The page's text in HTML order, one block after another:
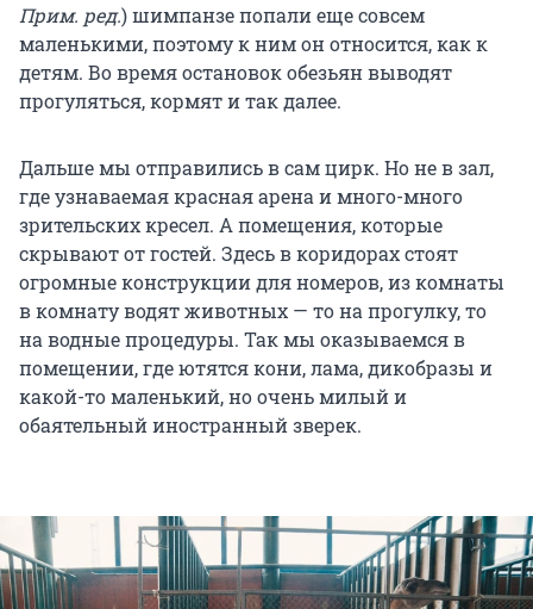
Прим. ред.) шимпанзе попали еще совсем
маленькими, поэтому к ним он относится, как к
детям. Во время остановок обезьян выводят
прогуляться, кормят и так далее.
Дальше мы отправились в сам цирк. Но не в зал,
где узнаваемая красная арена и много-много
зрительских кресел. А помещения, которые
скрывают от гостей. Здесь в коридорах стоят
огромные конструкции для номеров, из комнаты
в комнату водят животных — то на прогулку, то
на водные процедуры. Так мы оказываемся в
помещении, где ютятся кони, лама, дикобразы и
какой-то маленький, но очень милый и
обаятельный иностранный зверек.